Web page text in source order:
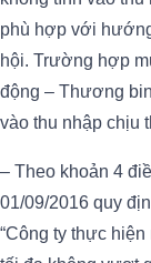
phù hợp với
hội. Trường hợp
động – Thương
vào thu nhập chịu
– Theo khoản 4
01/09/2016 quy
“Công ty thực